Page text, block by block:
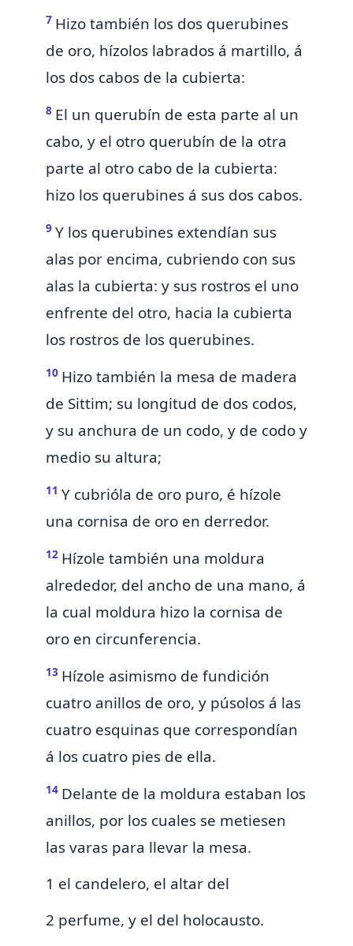
7 Hizo también los dos querubines
de oro, hízolos labrados á martillo, á
los dos cabos de la cubierta:
8 El un querubín de esta parte al un
cabo, y el otro querubín de la otra
parte al otro cabo de la cubierta:
hizo los querubines á sus dos cabos.
9 Y los querubines extendían sus
alas por encima, cubriendo con sus
alas la cubierta: y sus rostros el uno
enfrente del otro, hacia la cubierta
los rostros de los querubines.
10 Hizo también la mesa de madera
de Sittim; su longitud de dos codos,
y su anchura de un codo, y de codo y
medio su altura;
11 Y cubrióla de oro puro, é hízole
una cornisa de oro en derredor.
12 Hízole también una moldura
alrededor, del ancho de una mano, á
la cual moldura hizo la cornisa de
oro en circunferencia.
13 Hízole asimismo de fundición
cuatro anillos de oro, y púsolos á las
cuatro esquinas que correspondían
á los cuatro pies de ella.
14 Delante de la moldura estaban los
anillos, por los cuales se metiesen
las varas para llevar la mesa.
1 el candelero, el altar del
2 perfume, y el del holocausto.